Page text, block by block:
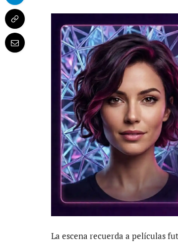
La escena recuerda a películas